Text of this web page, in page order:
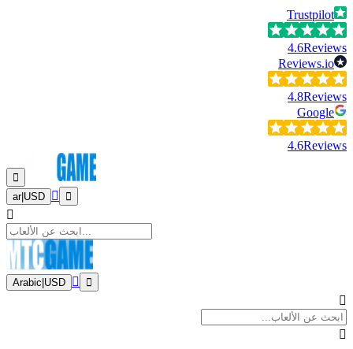
Trustpilot
4.6Reviews
Reviews.io
4.8Reviews
Google
4.6Reviews
ar| USD
Arabic USD